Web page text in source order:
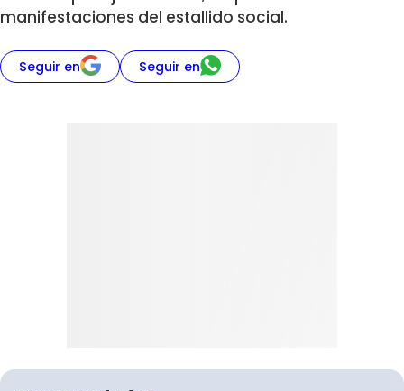
manifestaciones del estallido social.
Seguir en Seguir en